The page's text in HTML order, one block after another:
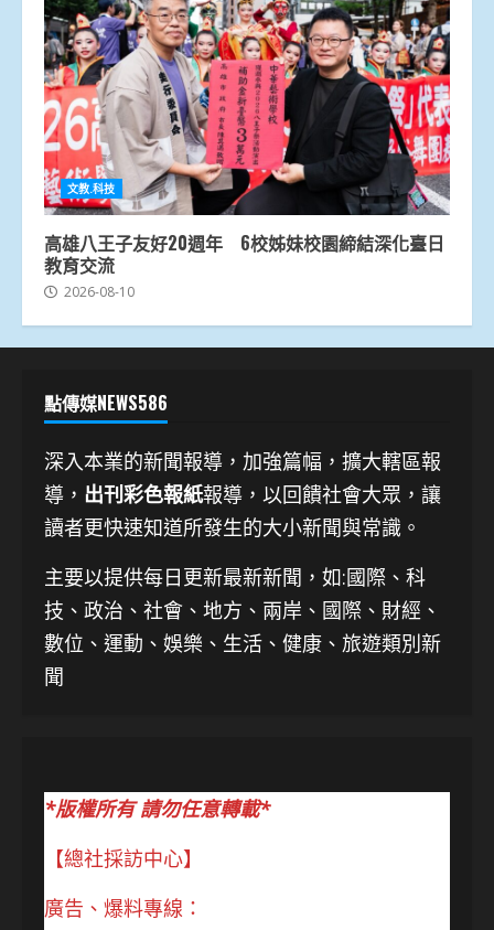
文教.科技
高雄八王子友好20週年 6校姊妹校園締結深化臺日
教育交流
2026-08-10
點傳媒NEWS586
深入本業的新聞報導，加強篇幅，擴大轄區報
導， 出刊彩色報紙報導，以回饋社會大眾，讓
讀者更快速知道所發生的大小新聞與常識。
主要以提供每日更新最新新聞 ，如:國際、科
技、 政治、社會、地方、兩岸、國際、財經、
數位、運動、娛樂、生活、健康、旅遊類別新
聞
*版權所有 請勿任意轉載*
【總社採訪中心】
廣告、爆料專線：